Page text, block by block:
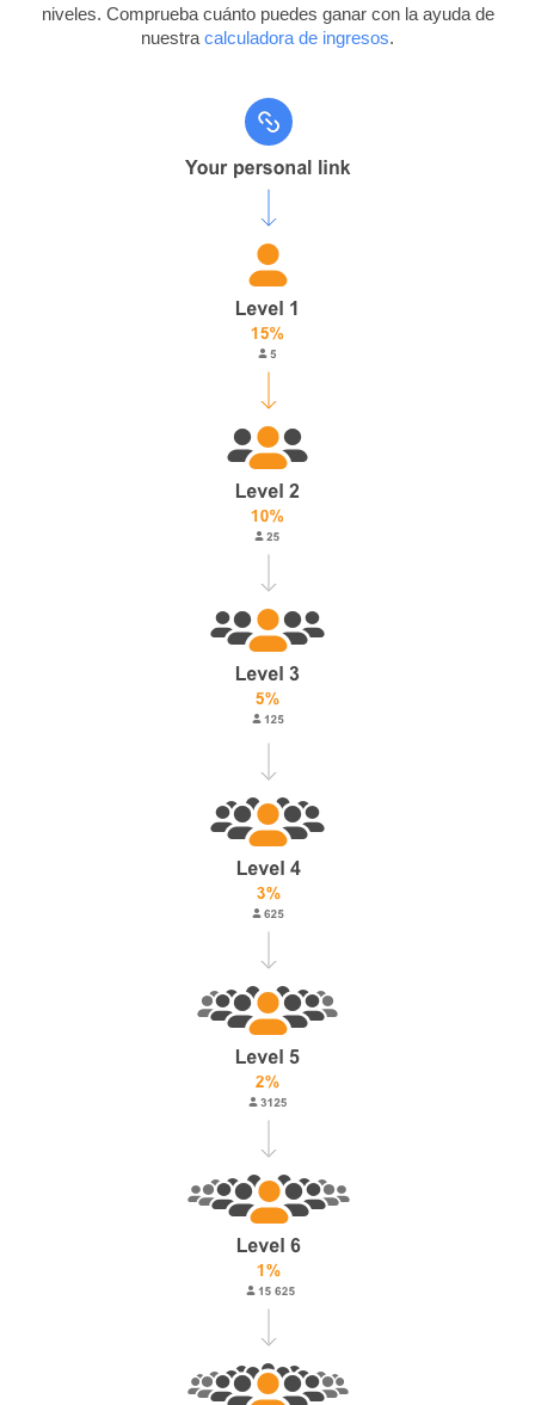
niveles. Comprueba cuánto puedes ganar con la ayuda de
nuestra calculadora de ingresos.